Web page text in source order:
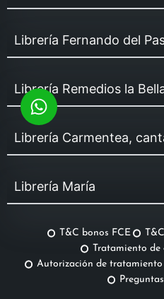
Librería Fernando del
Librería Remedios la
Librería Carmentea,
Librería María
T&C bonos FCE
Tratamiento de
Autorización de tratamiento